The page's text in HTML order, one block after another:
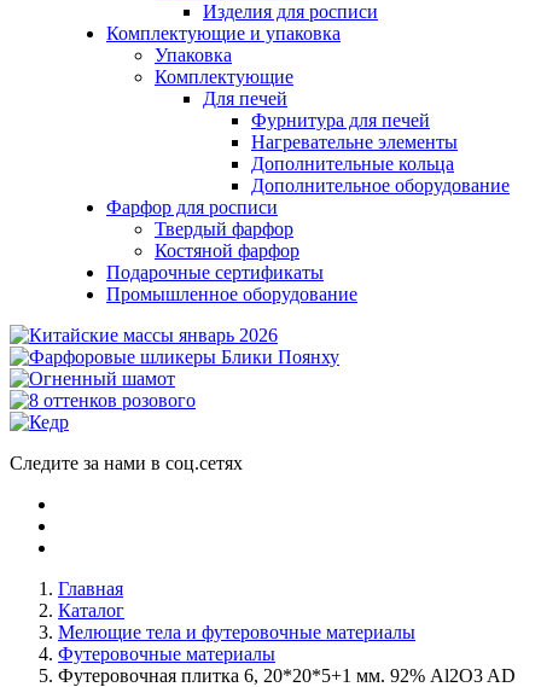
Изделия для росписи
Комплектующие и упаковка
Упаковка
Комплектующие
Для печей
Фурнитура для печей
Нагревательне элементы
Дополнительные кольца
Дополнительное оборудование
Фарфор для росписи
Твердый фарфор
Костяной фарфор
Подарочные сертификаты
Промышленное оборудование
Следите за нами в соц.сетях
Главная
Каталог
Мелющие тела и футеровочные материалы
Футеровочные материалы
Футеровочная плитка 6, 20*20*5+1 мм. 92% Al2O3 AD